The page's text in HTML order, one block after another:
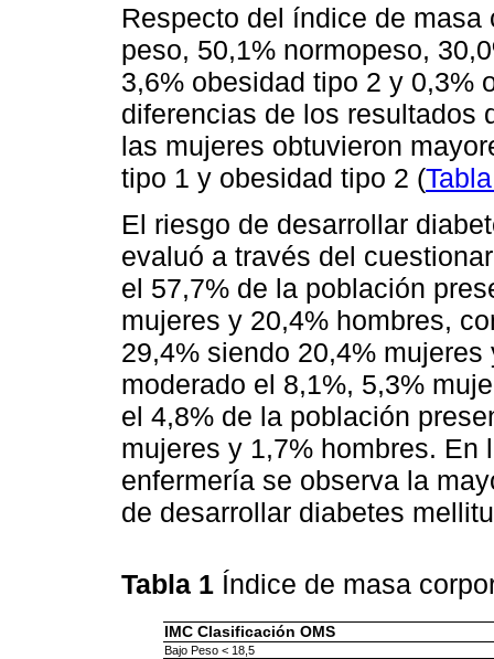
Respecto del índice de
peso, 50,1% normopeso,
3,6% obesidad tipo 2 y 0,3%
diferencias de los resultados
las mujeres obtuvieron
tipo 1 y obesidad tipo 2 (
El riesgo de desarrollar
evaluó a través del
el 57,7% de la población
mujeres y 20,4% hombres,
29,4% siendo 20,4%
moderado el 8,1%, 5,3%
el 4,8% de la población
mujeres y 1,7% hombres.
enfermería se observa la
de desarrollar diabetes
Tabla 1 Índice de masa
IMC Clasificación OMS
Bajo Peso < 18,5